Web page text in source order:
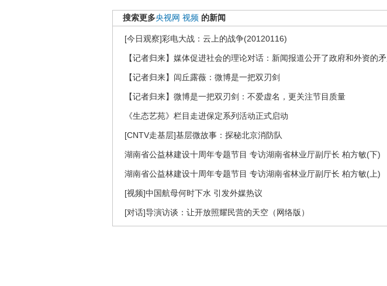
搜索更多央视网 视频 的新闻
[今日观察]彩电大战：云上的战争(20120116)
【记者归来】媒体促进社会的理论对话：新闻报道公开了政府和外资的
【记者归来】闾丘露薇：微博是一把双刃剑
【记者归来】微博是一把双刃剑：不爱虚名，更关注节目质量
《生态艺苑》栏目走进保定系列活动正式启动
[CNTV走基层]基层微故事：探秘北京消防队
湖南省公益林建设十周年专题节目 专访湖南省林业厅副厅长 柏方敏(下)
湖南省公益林建设十周年专题节目 专访湖南省林业厅副厅长 柏方敏(上)
[视频]中国航母何时下水 引发外媒热议
[对话]导演访谈：让开放照耀民营的天空（网络版）